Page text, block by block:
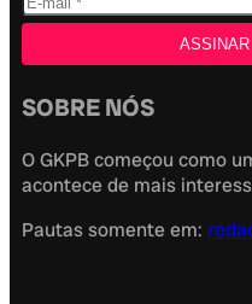
SOBRE NÓS
O GKPB começou como
acontece de mais
Pautas somente em: